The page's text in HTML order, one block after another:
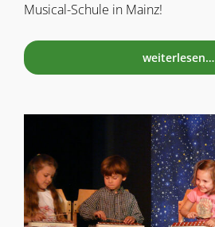
Musical-Schule in Mainz!
weiterlesen…